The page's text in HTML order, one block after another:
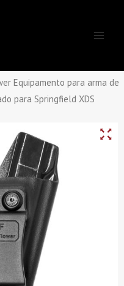
Equipamento para arma de
para Springfield XDS